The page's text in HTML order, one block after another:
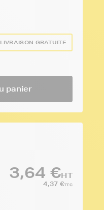
LIVRAISON GRATUITE
panier
3,64 €HT
4,37 €TTC